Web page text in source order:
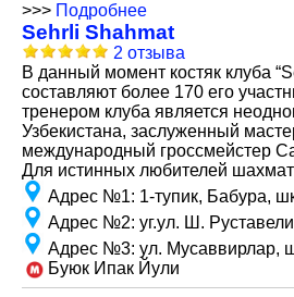
>>> Подробнее
Sehrli Shahmat
2 отзыва
В данный момент костяк клуба
составляют более 170 его
тренером клуба является
Узбекистана, заслуженный
международный гроссмейстер
Для истинных любителей
Адрес №1: 1-тупик, Бабура,
Адрес №2: уг.ул. Ш.
Адрес №3: ул. Мусаввирлар,
Буюк Ипак Йули